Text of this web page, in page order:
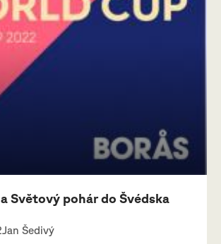
Světový pohár do Švédska
Jan Šedivý